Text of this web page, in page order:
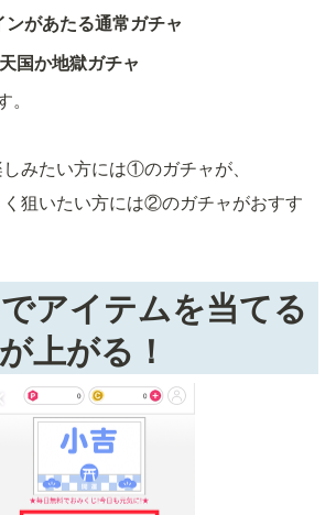
があたる通常ガチャ
国か地獄ガチャ
みたい方には①のガチャが、
狙いたい方には②のガチャがおすす
アイテムを当てる
上がる！